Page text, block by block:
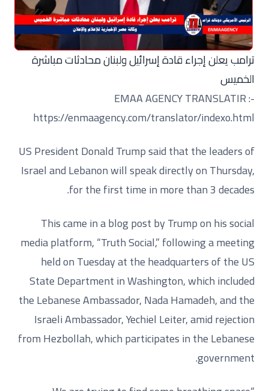
ترامب يعلن إجراء قادة إسرائيل ولبنان محادثات مباشرة
الخميس
EMAA AGENCY TRANSLATIR :-
https://enmaagency.com/translator/indexo.html
US President Donald Trump said that the leaders of
Israel and Lebanon will speak directly on Thursday,
for the first time in more than 3 decades.
This came in a blog post by Trump on his social
media platform, “Truth Social,” following a meeting
held on Tuesday at the headquarters of the US
State Department in Washington, which included
the Lebanese Ambassador, Nada Hamadeh, and the
Israeli Ambassador, Yechiel Leiter, amid rejection
from Hezbollah, which participates in the Lebanese
government.